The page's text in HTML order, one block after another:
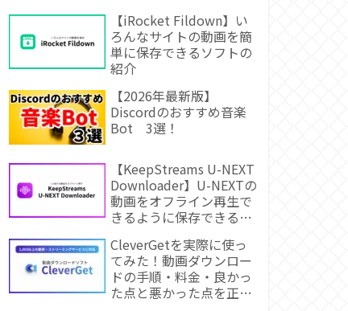
【iRocket Fildown】い
ろんなサイトの動画を簡
単に保存できるソフトの
紹介
【2026年最新版】
Discordのおすすめ音楽
Bot 3選！
【KeepStreams U-NEXT
Downloader】U-NEXTの
動画をオフライン再生で
きるように保存できるソ
CleverGetを実際に使っ
てみた！動画ダウンロー
ドの手順・料金・良かっ
た点と悪かった点を正直